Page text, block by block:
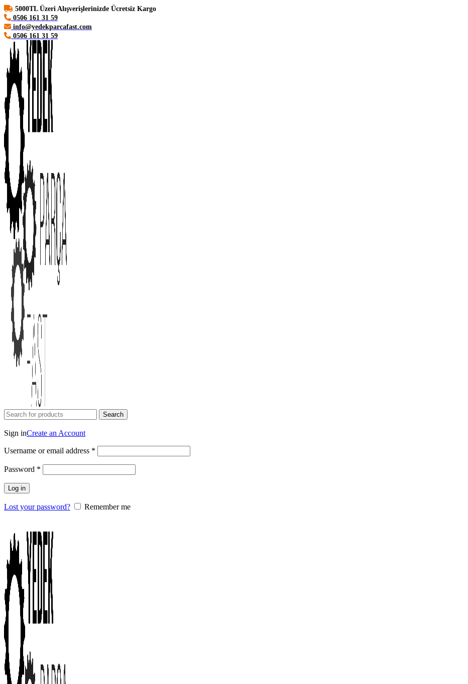
5000TL Üzeri Alışverişlerinizde Ücretsiz Kargo
0506 161 31 59
info@yedekparcafast.com
0506 161 31 59
Search
Sign inCreate an Account
Username or email address *
Password *
Log in
Lost your password?
Remember me